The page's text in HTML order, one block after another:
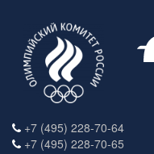
+7 (495) 228-70-64
+7 (495) 228-70-65